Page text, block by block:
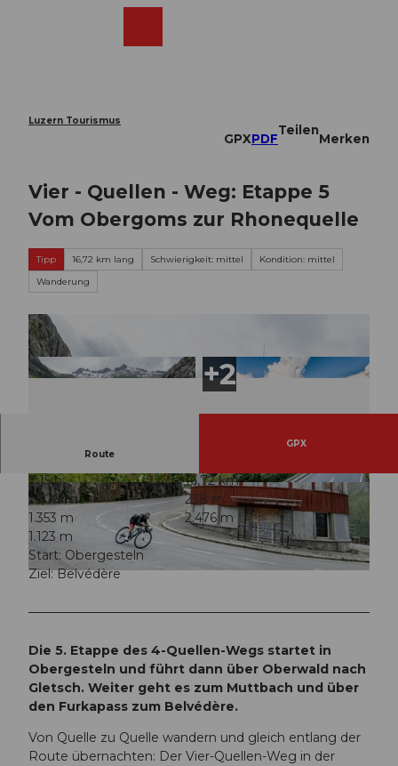
Luzern Tourismus
GPXPDF
Teilen
Merken
Vier - Quellen - Weg: Etappe 5
Vom Obergoms zur Rhonequelle
Tipp 16,72 km lang Schwierigkeit: mittel
Kondition: mittel
Wanderung
© Andermatt-Urserntal Tourismus GmbH, Ferienregion Andermatt
© Andermatt-Urserntal Tourismus GmbH, Ferie
nregion Andermatt
© Andermatt-Urserntal Tourismus GmbH, Ferie
nregion Andermatt
Route
GPX
7:15 h
16,72 km
1.309 m
238 m
1.353 m
2.476 m
1.123 m
Start: Obergesteln
Ziel: Belvédère
Die 5. Etappe des 4-Quellen-Wegs startet in
Obergesteln und führt dann über Oberwald nach
Gletsch. Weiter geht es zum Muttbach und über
den Furkapass zum Belvédère.
Von Quelle zu Quelle wandern und gleich entlang der
Route übernachten: Der Vier-Quellen-Weg in der